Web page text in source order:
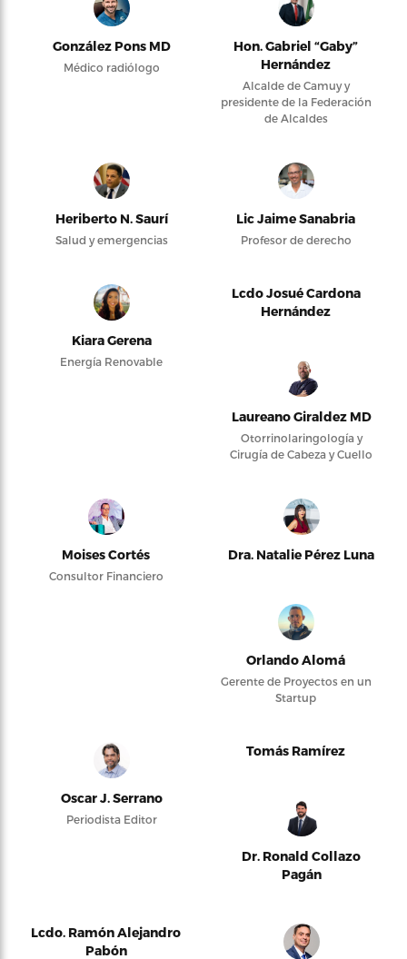
González Pons MD
Médico radiólogo
Hon. Gabriel “Gaby”
Hernández
Alcalde de Camuy y
presidente de la Federación
de Alcaldes
Heriberto N. Saurí
Salud y emergencias
Lic Jaime Sanabria
Profesor de derecho
Kiara Gerena
Energía Renovable
Lcdo Josué Cardona
Hernández
Laureano Giraldez MD
Otorrinolaringología y
Cirugía de Cabeza y Cuello
Moises Cortés
Consultor Financiero
Dra. Natalie Pérez Luna
Orlando Alomá
Gerente de Proyectos en un
Startup
Oscar J. Serrano
Periodista Editor
Tomás Ramírez
Dr. Ronald Collazo
Pagán
Lcdo. Ramón Alejandro
Pabón